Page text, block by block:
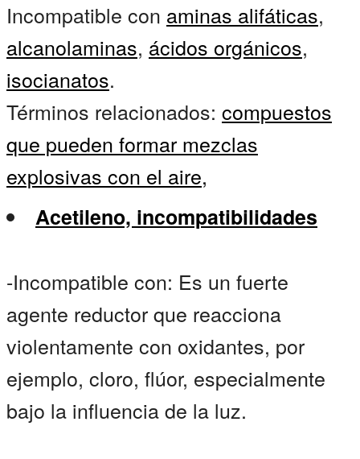
Incompatible con aminas alifáticas,
alcanolaminas, ácidos orgánicos,
isocianatos.
Términos relacionados: compuestos
que pueden formar mezclas
explosivas con el aire,
Acetileno, incompatibilidades
-Incompatible con: Es un fuerte
agente reductor que reacciona
violentamente con oxidantes, por
ejemplo, cloro, flúor, especialmente
bajo la influencia de la luz.